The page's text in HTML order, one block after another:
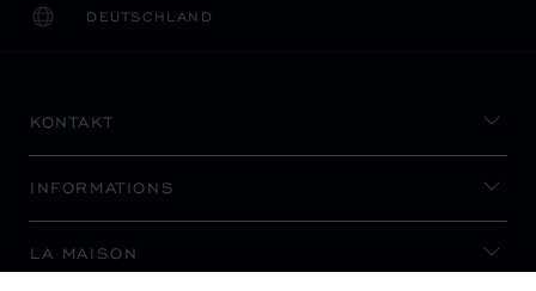
DEUTSCHLAND
LOKALISIERUNG (LAND ÄNDERN)
LAND ÄNDERN
KONTAKT
INFORMATIONS
LA MAISON